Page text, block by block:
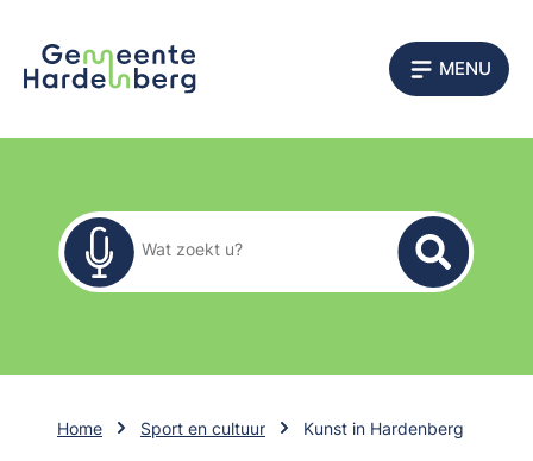
MENU
Zoekformulier
Wat zoekt u?
Home Sport en cultuur Kunst in Hardenberg